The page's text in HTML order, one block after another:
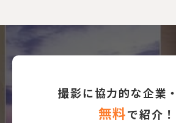
撮影に協力的な企業
無料で紹介！